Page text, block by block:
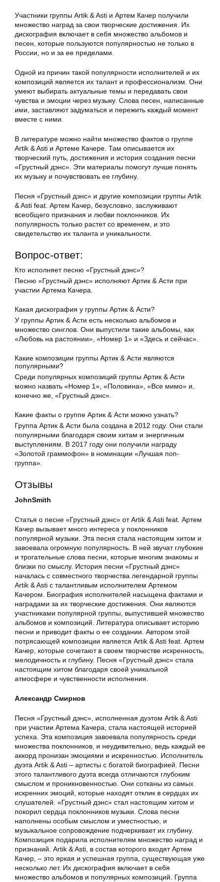
Участники группы Artik & Asti и Артем Качер получили
множество наград за свои творческие достижения. Их
дискография включает в себя множество альбомов и
песен, которые пользуются популярностью не только в
России, но и за ее пределами.
Одной из причин такой популярности исполнителей и их
композиций является их талант и профессионализм. Они
умеют выбирать актуальные темы и передавать свои
чувства и эмоции через музыку. Слова песен, написанные
ими, заставляют задуматься и пережить каждый момент
вместе с ними.
В литературе можно найти множество фактов о группе
Artik & Asti и Артеме Качере. Там описывается их
творческий путь, достижения и история создания песни
«Грустный дэнс». Эти материалы помогут лучше понять
их музыку и почувствовать ее глубину.
Песня «Грустный дэнс» и другие композиции группы Artik
& Asti feat. Артем Качер, безусловно, заслуживают
всеобщего признания и любви поклонников. Их
популярность только растет со временем, и это
свидетельство их таланта и уникальности.
Вопрос-ответ:
Кто исполняет песню «Грустный дэнс»?
Песню «Грустный дэнс» исполняют Артик & Асти при
участии Артема Качера.
Какая дискография у группы Артик & Асти?
У группы Артик & Асти есть несколько альбомов и
множество синглов. Они выпустили такие альбомы, как
«Любовь на растоянии», «Номер 1» и «Здесь и сейчас».
Какие композиции группы Артик & Асти являются
популярными?
Среди популярных композиций группы Артик & Асти
можно назвать «Номер 1», «Половина», «Все мимо» и,
конечно же, «Грустный дэнс».
Какие факты о группе Артик & Асти можно узнать?
Группа Артик & Асти была создана в 2012 году. Они стали
популярными благодаря своим хитам и энергичным
выступлениям. В 2017 году они получили награду
«Золотой граммофон» в номинации «Лучшая поп-
группа».
Отзывы
JohnSmith
Статья о песне «Грустный дэнс» от Artik & Asti feat. Артем
Качер вызывает много интереса у поклонников
популярной музыки. Эта песня стала настоящим хитом и
завоевала огромную популярность. В ней звучат глубокие
и трогательные слова песни, которые многим знакомы и
близки по смыслу. История песни «Грустный дэнс»
началась с совместного творчества легендарной группы
Artik & Asti с талантливым исполнителем Артемом
Качером. Биография исполнителей насыщена фактами и
наградами за их творческие достижения. Они являются
участниками популярной группы, выпустившей множество
альбомов и композиций. Литература описывает историю
песни и приводит факты о ее создании. Автором этой
потрясающей композиции является Artik & Asti feat. Артем
Качер, которые сочетают в своем творчестве искренность,
мелодичность и глубину. Песня «Грустный дэнс» стала
настоящим хитом благодаря своей уникальной
атмосфере и чувственности исполнения.
Александр Смирнов
Песня «Грустный дэнс», исполненная дуэтом Artik & Asti
при участии Артема Качера, стала настоящей историей
успеха. Эта композиция завоевала популярность среди
множества поклонников, и неудивительно, ведь каждый ее
аккорд пронизан эмоциями и искренностью. Исполнитель
дуэта Artik & Asti – артисты с богатой биографией. Песни
этого талантливого дуэта всегда отличаются глубоким
смыслом и проникновенностью. Они сотканы из самых
искренних эмоций, которые находят отклик в сердцах их
слушателей. «Грустный дэнс» стал настоящим хитом и
покорил сердца поклонников музыки. Слова песни
наполнены особым смыслом и уместностью, и
музыкальное сопровождение подчеркивает их глубину.
Композиция подарила исполнителям множество наград и
признаний. Artik & Asti, в состав которого входят Артем
Качер, – это яркая и успешная группа, существующая уже
несколько лет. Их дискография включает в себя
множество альбомов и популярных композиций. Группа